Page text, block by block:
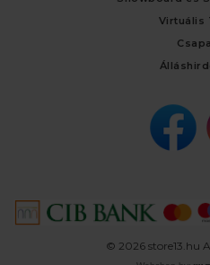
Virtuális
© 2026 store13.hu